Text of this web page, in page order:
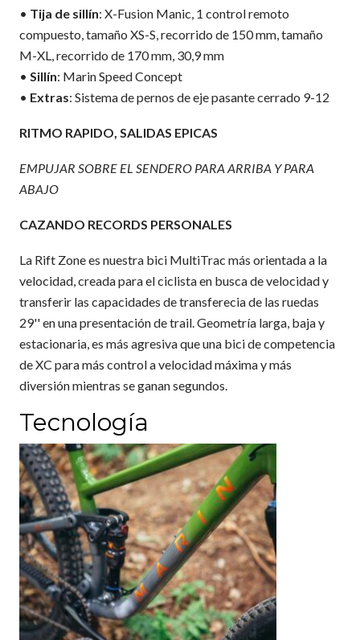
• Tija de sillín: X-Fusion Manic, 1 control remoto
compuesto, tamaño XS-S, recorrido de 150 mm, tamaño
M-XL, recorrido de 170 mm, 30,9 mm
• Sillín: Marin Speed Concept
• Extras: Sistema de pernos de eje pasante cerrado 9-12
RITMO RAPIDO, SALIDAS EPICAS
EMPUJAR SOBRE EL SENDERO PARA ARRIBA Y PARA
ABAJO
CAZANDO RECORDS PERSONALES
La Rift Zone es nuestra bici MultiTrac más orientada a la
velocidad, creada para el ciclista en busca de velocidad y
transferir las capacidades de transferecia de las ruedas
29'' en una presentación de trail. Geometría larga, baja y
estacionaria, es más agresiva que una bici de competencia
de XC para más control a velocidad máxima y más
diversión mientras se ganan segundos.
Tecnología